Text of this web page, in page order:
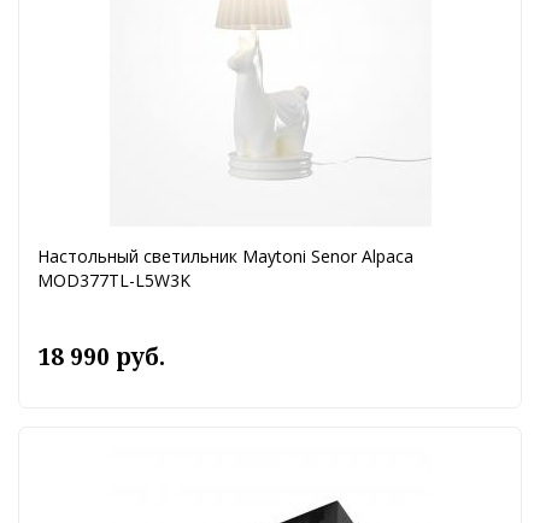
Настольный светильник Maytoni Senor Alpaca
MOD377TL-L5W3K
18 990 руб.